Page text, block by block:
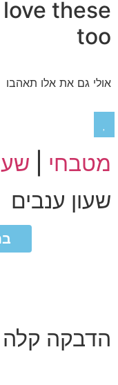
these
too
אולי גם את אלו תאהבו
מטבחי
שעון ענבים
הדבקה קלה